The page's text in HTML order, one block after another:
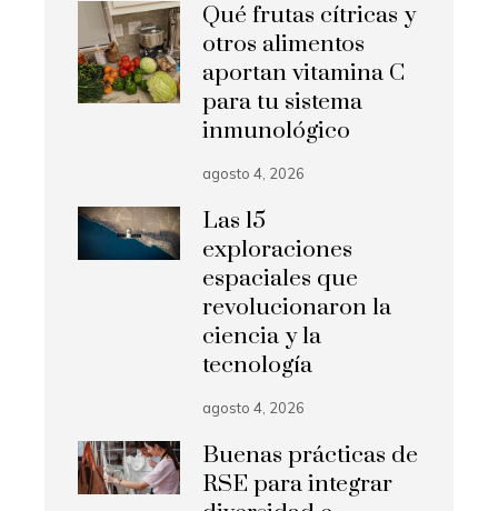
Qué frutas cítricas y
otros alimentos
aportan vitamina C
para tu sistema
inmunológico
agosto 4, 2026
Las 15
exploraciones
espaciales que
revolucionaron la
ciencia y la
tecnología
agosto 4, 2026
Buenas prácticas de
RSE para integrar